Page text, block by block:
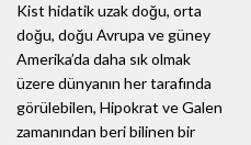
Kist hidatik uzak doğu, orta
doğu, doğu Avrupa ve güney
Amerika’da daha sık olmak
üzere dünyanın her tarafında
görülebilen, Hipokrat ve Galen
zamanından beri bilinen bir